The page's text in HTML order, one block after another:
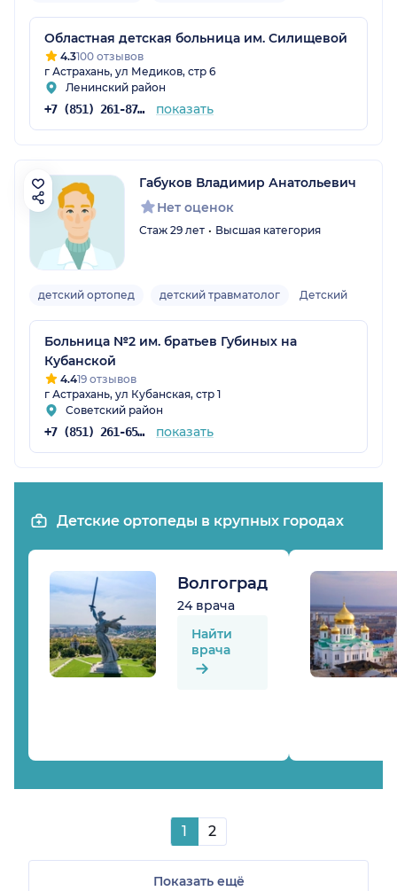
Областная детская больница им. Силищевой
4.3100 отзывов
г Астрахань, ул Медиков, стр 6
Ленинский район
+7 (851) 261-87-56 показать
Габуков Владимир Анатольевич
Нет оценок
Стаж 29 лет Высшая категория
детский ортопед детский травматолог Детский
Больница №2 им. братьев Губиных на
Кубанской
4.419 отзывов
г Астрахань, ул Кубанская, стр 1
Советский район
+7 (851) 261-65-71 показать
Детские ортопеды в крупных городах
Волгоград
24 врача
Найти
врача
1 2
Показать ещё